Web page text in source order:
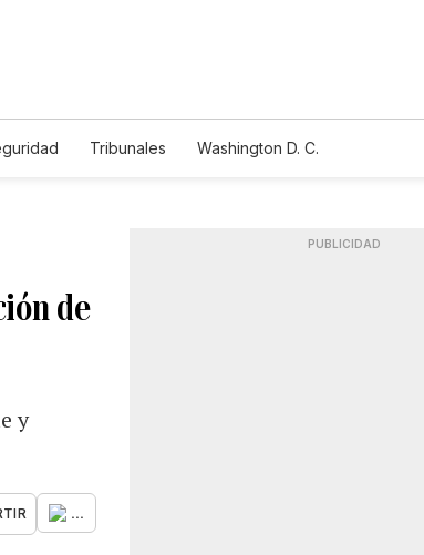
Tribunales
Washington D. C.
de
y
...
PUBLICIDAD